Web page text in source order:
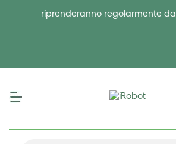
riprenderanno regolarmente dal